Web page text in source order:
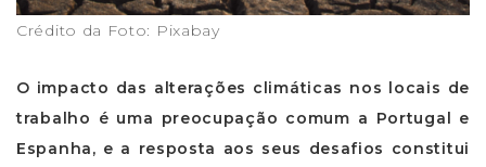
Crédito da Foto: Pixabay
O impacto das alterações climáticas nos locais de
trabalho é uma preocupação comum a Portugal e
Espanha, e a resposta aos seus desafios constitui